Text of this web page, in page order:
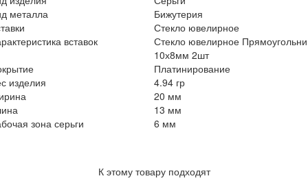
металла
Бижутерия
Стекло ювелирное
вставок
Стекло ювелирное
10х8мм 2шт
Платинирование
изделия
4.94 гр
20 мм
13 мм
зона серьги
6 мм
К этому товару подходят